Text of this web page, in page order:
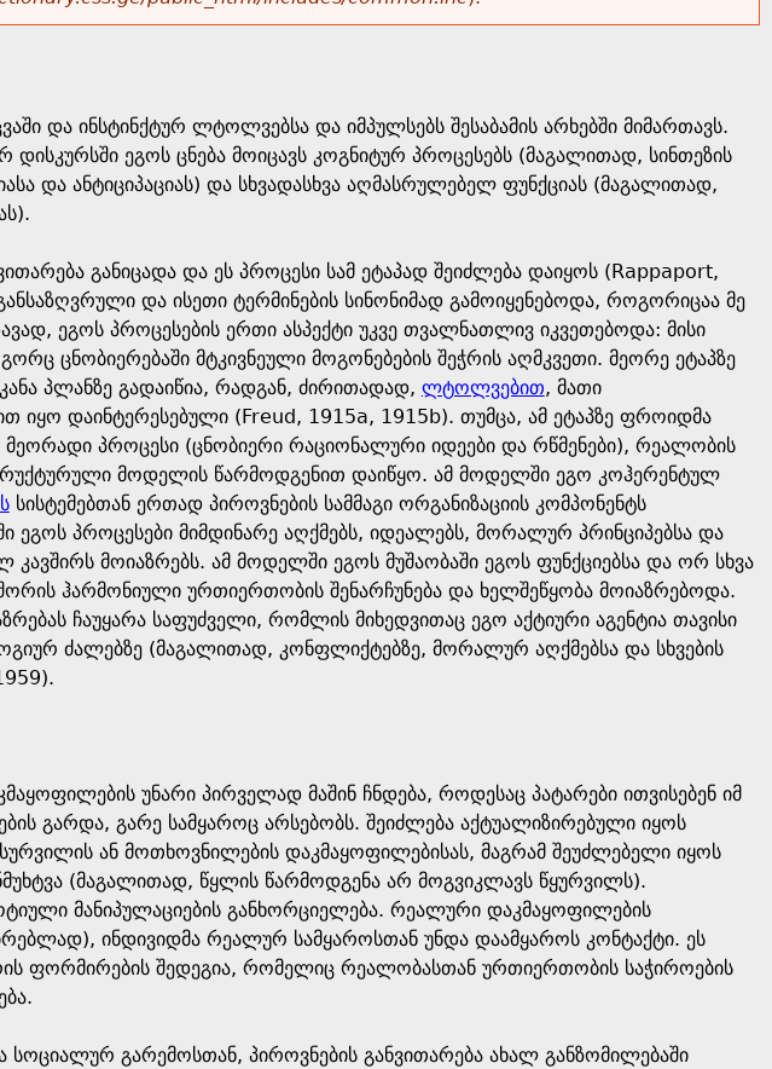
და ინსტინქტურ ლტოლვებსა და იმპულსებს შესაბამის არხებში მიმართავს.
ეგოს ცნება მოიცავს კოგნიტურ პროცესებს (მაგალითად, სინთეზის
და ანტიციპაციას) და სხვადასხვა აღმასრულებელ ფუნქციას (მაგალითად,
განიცადა და ეს პროცესი სამ ეტაპად შეიძლება დაიყოს (Rappaport,
და ისეთი ტერმინების სინონიმად გამოიყენებოდა, როგორიცაა მე
ეგოს პროცესების ერთი ასპექტი უკვე თვალნათლივ იკვეთებოდა: მისი
ცნობიერებაში მტკივნეული მოგონებების შეჭრის აღმკვეთი. მეორე ეტაპზე
პლანზე გადაიწია, რადგან, ძირითადად, ლტოლვებით, მათი
იყო დაინტერესებული (Freud, 1915a, 1915b). თუმცა, ამ ეტაპზე ფროიდმა
მეორადი პროცესი (ცნობიერი რაციონალური იდეები და რწმენები), რეალობის
მოდელის წარმოდგენით დაიწყო. ამ მოდელში ეგო კოჰერენტულ
სისტემებთან ერთად პიროვნების სამმაგი ორგანიზაციის კომპონენტს
პროცესები მიმდინარე აღქმებს, იდეალებს, მორალურ პრინციპებსა და
მოიაზრებს. ამ მოდელში ეგოს მუშაობაში ეგოს ფუნქციებსა და ორ სხვა
ჰარმონიული ურთიერთობის შენარჩუნება და ხელშეწყობა მოიაზრებოდა.
ჩაუყარა საფუძველი, რომლის მიხედვითაც ეგო აქტიური აგენტია თავისი
ძალებზე (მაგალითად, კონფლიქტებზე, მორალურ აღქმებსა და სხვების
უნარი პირველად მაშინ ჩნდება, როდესაც პატარები ითვისებენ იმ
გარდა, გარე სამყაროც არსებობს. შეიძლება აქტუალიზირებული იყოს
ან მოთხოვნილების დაკმაყოფილებისას, მაგრამ შეუძლებელი იყოს
(მაგალითად, წყლის წარმოდგენა არ მოგვიკლავს წყურვილს).
მანიპულაციების განხორციელება. რეალური დაკმაყოფილების
ინდივიდმა რეალურ სამყაროსთან უნდა დაამყაროს კონტაქტი. ეს
ფორმირების შედეგია, რომელიც რეალობასთან ურთიერთობის საჭიროების
სოციალურ გარემოსთან, პიროვნების განვითარება ახალ განზომილებაში